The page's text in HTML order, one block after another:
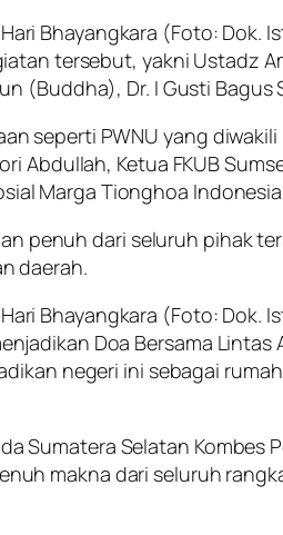
Bhayangkara (Foto: Dok.
tersebut, yakni Ustadz
(Buddha), Dr. I Gusti
seperti PWNU yang diwakili
Abdullah, Ketua FKUB
Marga Tionghoa
penuh dari seluruh pihak
daerah.
Bhayangkara (Foto: Dok.
Doa Bersama
negeri ini sebagai
Sumatera Selatan Kombes
makna dari seluruh